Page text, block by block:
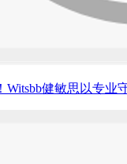
Witsbb健敏思以专业